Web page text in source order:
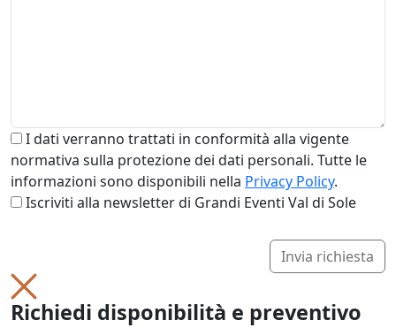
I dati verranno trattati in conformità alla vigente
normativa sulla protezione dei dati personali. Tutte le
informazioni sono disponibili nella Privacy Policy.
Iscriviti alla newsletter di Grandi Eventi Val di Sole
Invia richiesta
Richiedi disponibilità e preventivo